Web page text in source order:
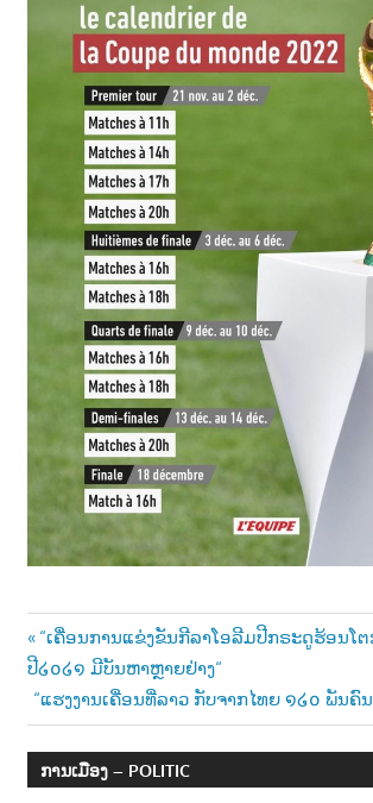
Post
navigation
Previous
Post:
“ເຄື່ອນການແຂ່ງຂັນກີລາໂອລີມປີກຣະດູຮ້ອນໂ
ປີ໒໐໒໑ ມີບັນຫາຫຼາຍຢ່າງ“
Next
Post:
“ແຮງງານເຄື່ອນທີ່ລາວ ກັບຈາກໄທຍ ໑໒໐ ພັນຄົ
ການເມືອງ – POLITIC